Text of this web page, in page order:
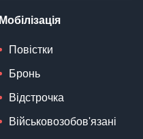
Мобілізація
Повістки
Бронь
Відстрочка
Військовозобов'язані